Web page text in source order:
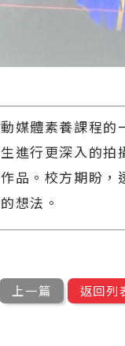
媒體素養課程
進行更深入的
品。校方期盼
想法。
上一篇 返回列